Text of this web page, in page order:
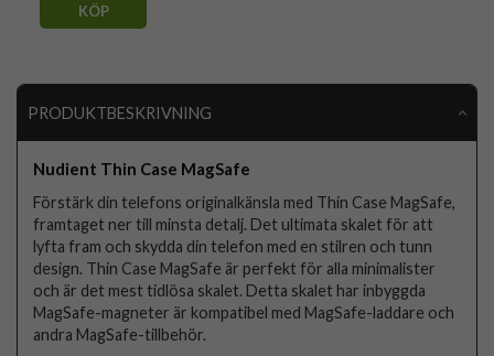
KÖP
PRODUKTBESKRIVNING
Nudient Thin Case MagSafe
Förstärk din telefons originalkänsla med Thin Case MagSafe,
framtaget ner till minsta detalj. Det ultimata skalet för att
lyfta fram och skydda din telefon med en stilren och tunn
design. Thin Case MagSafe är perfekt för alla minimalister
och är det mest tidlösa skalet. Detta skalet har inbyggda
MagSafe-magneter är kompatibel med MagSafe-laddare och
andra MagSafe-tillbehör.